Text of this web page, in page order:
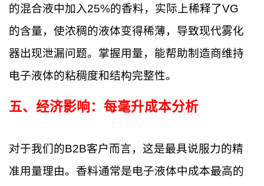
的混合液中加入25%的香料，实际上稀释了VG
的含量，使浓稠的液体变得稀薄，导致现代雾化
器出现泄漏问题。掌握用量，能帮助制造商维持
电子液体的粘稠度和结构完整性。
五、经济影响：每毫升成本分析
对于我们的B2B客户而言，这是最具说服力的精
准用量理由。香料通常是电子液体中成本最高的